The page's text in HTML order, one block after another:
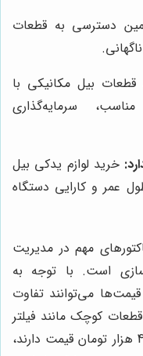
دسترسی به قطعات
قطعات بیل مکانیکی با
سرمایه‌گذاری
خرید لوازم یدکی بیل
عمر و کارایی دستگاه
مهم در مدیریت
است. با توجه به
می‌توانند تفاوت
کوچک مانند فیلتر
روغن یا واشرها معمولاً بین 200 الی 400 هزار تومان قیمت دارند،